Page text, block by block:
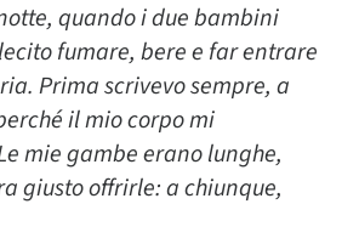
quando i due bambini
fumare, bere e far entrare
Prima scrivevo sempre, a
il mio corpo mi
mie gambe erano lunghe,
giusto offrirle: a chiunque,